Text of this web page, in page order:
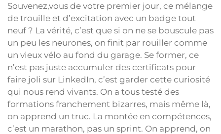
Souvenez,vous de votre premier jour, ce mélange
de trouille et d’excitation avec un badge tout
neuf ? La vérité, c’est que si on ne se bouscule pas
un peu les neurones, on finit par rouiller comme
un vieux vélo au fond du garage. Se former, ce
n’est pas juste accumuler des certificats pour
faire joli sur LinkedIn, c’est garder cette curiosité
qui nous rend vivants. On a tous testé des
formations franchement bizarres, mais même là,
on apprend un truc. La montée en compétences,
c’est un marathon, pas un sprint. On apprend, on